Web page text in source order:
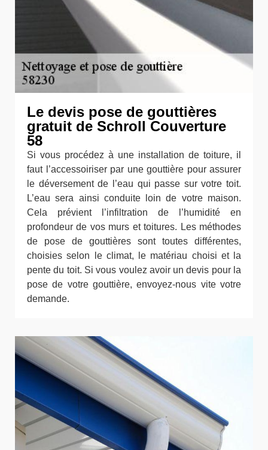
Le devis pose de gouttières
gratuit de Schroll Couverture
58
Si vous procédez à une installation de toiture, il
faut l’accessoiriser par une gouttière pour assurer
le déversement de l’eau qui passe sur votre toit.
L’eau sera ainsi conduite loin de votre maison.
Cela prévient l’infiltration de l’humidité en
profondeur de vos murs et toitures. Les méthodes
de pose de gouttières sont toutes différentes,
choisies selon le climat, le matériau choisi et la
pente du toit. Si vous voulez avoir un devis pour la
pose de votre gouttière, envoyez-nous vite votre
demande.